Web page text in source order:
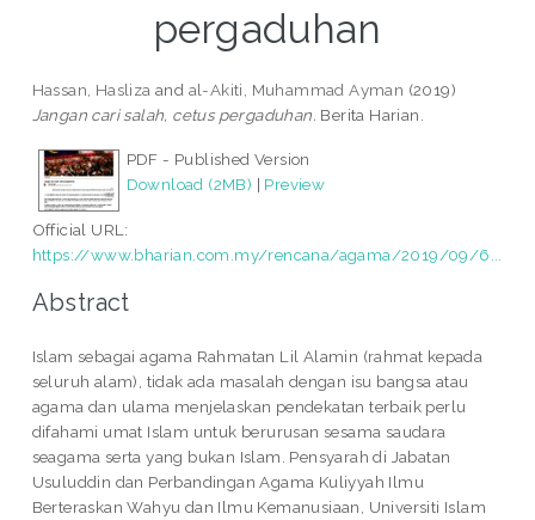
pergaduhan
Hassan, Hasliza and al-Akiti, Muhammad Ayman (2019)
Jangan cari salah, cetus pergaduhan. Berita Harian.
PDF - Published Version
Download (2MB) | Preview
Official URL:
https://www.bharian.com.my/rencana/agama/2019/09/6...
Abstract
Islam sebagai agama Rahmatan Lil Alamin (rahmat kepada
seluruh alam), tidak ada masalah dengan isu bangsa atau
agama dan ulama menjelaskan pendekatan terbaik perlu
difahami umat Islam untuk berurusan sesama saudara
seagama serta yang bukan Islam. Pensyarah di Jabatan
Usuluddin dan Perbandingan Agama Kuliyyah Ilmu
Berteraskan Wahyu dan Ilmu Kemanusiaan, Universiti Islam